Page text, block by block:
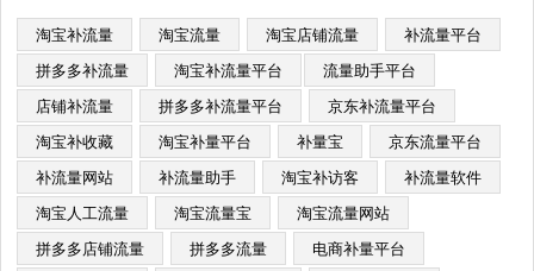
淘宝补流量 淘宝流量 淘宝店铺流量
补流量平台
拼多多补流量
淘宝补流量平台​
流量助手平台
店铺补流量
拼多多补流量平台
京东补流量平台
淘宝补收藏
淘宝补量平台 补量宝
京东流量平台
补流量网站
补流量助手 淘宝补访客
补流量软件
淘宝人工流量
淘宝流量宝
淘宝流量网站
拼多多店铺流量
拼多多流量
电商补量平台